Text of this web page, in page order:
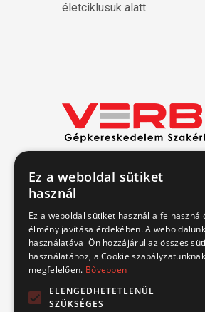
életciklusuk alatt
Kapcsolat
1151 Budapest, Mélyfúró u.
8693 Lengyeltóti, Fonyódi u.
Ez a weboldal sütiket
használ
Ez a weboldal sütiket használ a
élmény javítása érdekében. A weboldalunk
használatával Ön hozzájárul az összes süti
használatához, a Cookie szabályzatunknak
megfelelően. Bővebben
ELENGEDHETETLENÜL
SZÜKSÉGES